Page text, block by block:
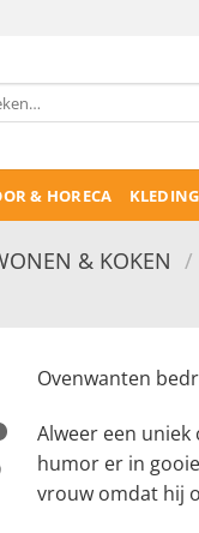
& HORECA
& KOKEN /
Ovenwanten
Alweer een
humor er in
vrouw omdat hij